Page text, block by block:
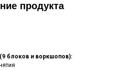
продукта
блоков и воркшопов):